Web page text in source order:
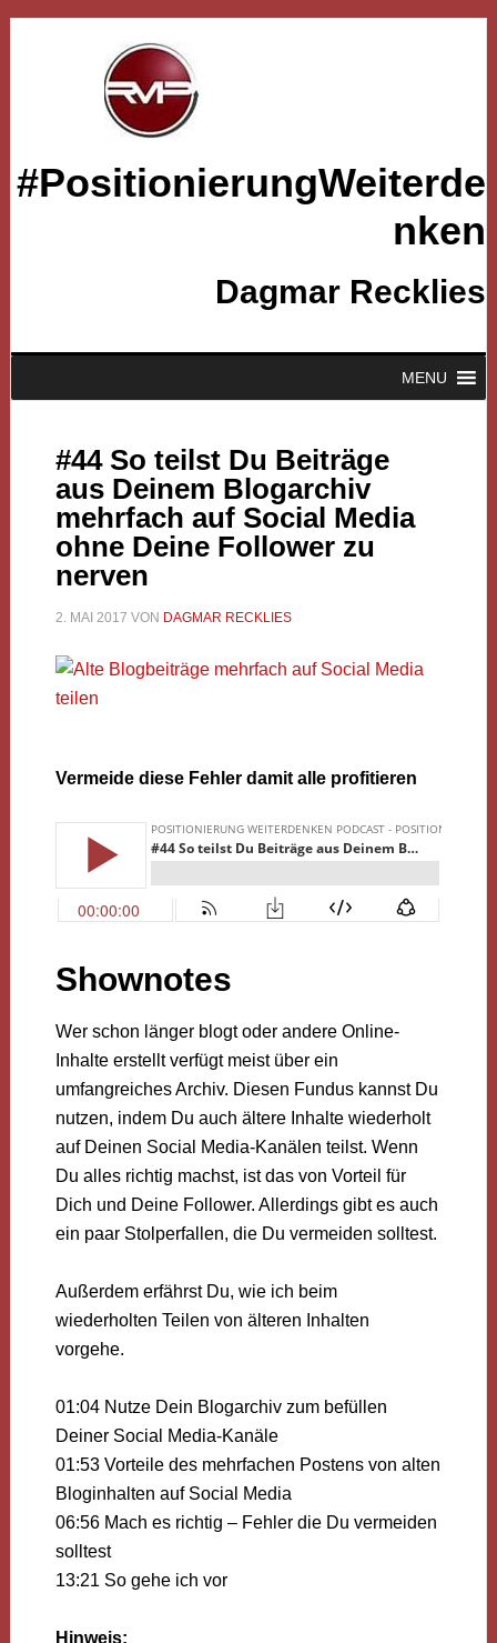
#PositionierungWeiterde
nken
Dagmar Recklies
MENU
#44 So teilst Du Beiträge
aus Deinem Blogarchiv
mehrfach auf Social Media
ohne Deine Follower zu
nerven
2. MAI 2017 VON DAGMAR RECKLIES
Vermeide diese Fehler damit alle profitieren
Shownotes
Wer schon länger blogt oder andere Online-
Inhalte erstellt verfügt meist über ein
umfangreiches Archiv. Diesen Fundus kannst Du
nutzen, indem Du auch ältere Inhalte wiederholt
auf Deinen Social Media-Kanälen teilst. Wenn
Du alles richtig machst, ist das von Vorteil für
Dich und Deine Follower. Allerdings gibt es auch
ein paar Stolperfallen, die Du vermeiden solltest.
Außerdem erfährst Du, wie ich beim
wiederholten Teilen von älteren Inhalten
vorgehe.
01:04 Nutze Dein Blogarchiv zum befüllen
Deiner Social Media-Kanäle
01:53 Vorteile des mehrfachen Postens von alten
Bloginhalten auf Social Media
06:56 Mach es richtig – Fehler die Du vermeiden
solltest
13:21 So gehe ich vor
Hinweis: